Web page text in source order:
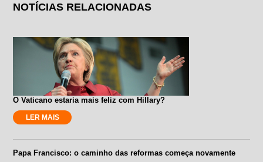
NOTÍCIAS RELACIONADAS
O Vaticano estaria mais feliz com Hillary?
LER MAIS
Papa Francisco: o caminho das reformas começa novamente